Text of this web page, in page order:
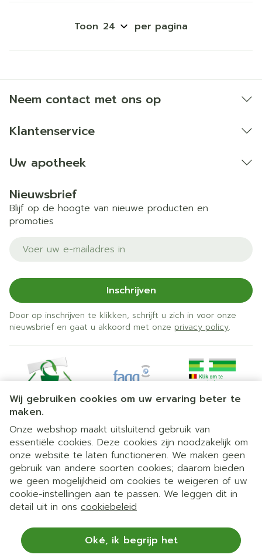
Wij gebruiken cookies om uw ervaring beter te
maken.
Onze webshop maakt uitsluitend gebruik van
essentiële cookies. Deze cookies zijn noodzakelijk om
onze website te laten functioneren. We maken geen
gebruik van andere soorten cookies; daarom bieden
we geen mogelijkheid om cookies te weigeren of uw
cookie-instellingen aan te passen. We leggen dit in
detail uit in ons cookiebeleid
Oké, ik begrijp het
Toon per pagina
Neem contact met ons op
Klantenservice
Uw apotheek
Nieuwsbrief
Blijf op de hoogte van nieuwe producten en
promoties
E-mail adres
Inschrijven
Door op inschrijven te klikken, schrijft u zich in voor onze
nieuwsbrief en gaat u akkoord met onze privacy policy.
Juridische links